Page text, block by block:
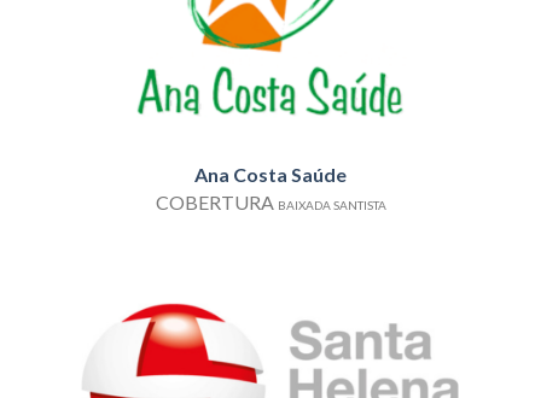
Ana Costa Saúde
COBERTURA BAIXADA SANTISTA